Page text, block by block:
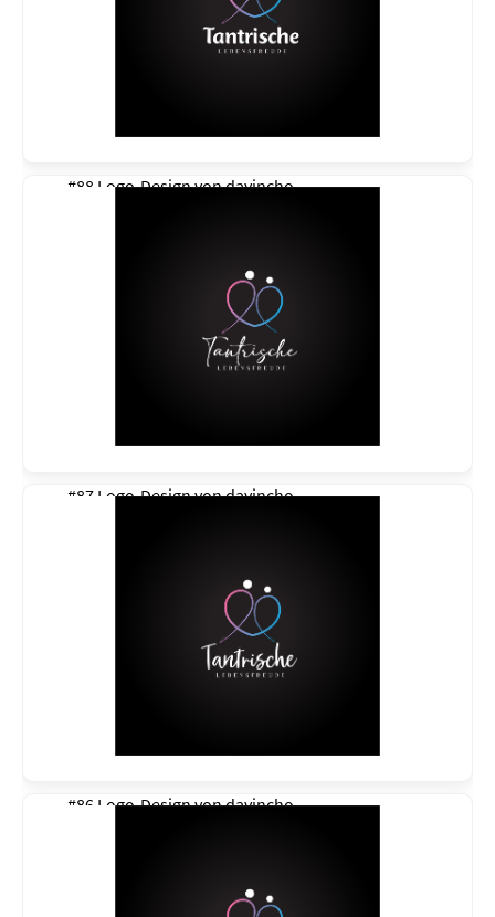
#88 Logo-Design vondavincho
#87 Logo-Design vondavincho
#86 Logo-Design vondavincho